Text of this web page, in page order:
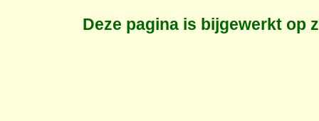
Deze pagina is bijgewerkt op